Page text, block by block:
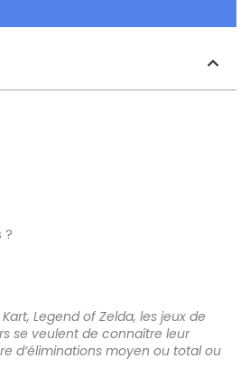
?
Legend of Zelda, les jeux de
se veulent de connaître leur
d’éliminations moyen ou total ou